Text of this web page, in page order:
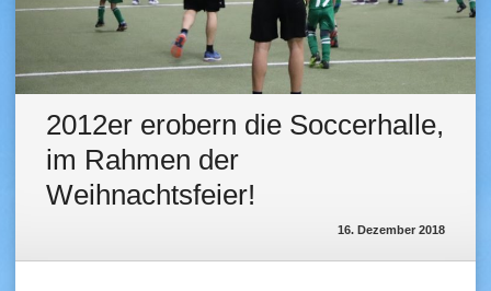
2012er erobern die Soccerhalle,
im Rahmen der
Weihnachtsfeier!
16. Dezember 2018